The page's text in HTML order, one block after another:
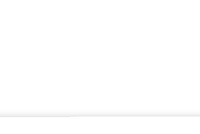
&amp; Müller Nevo4 is